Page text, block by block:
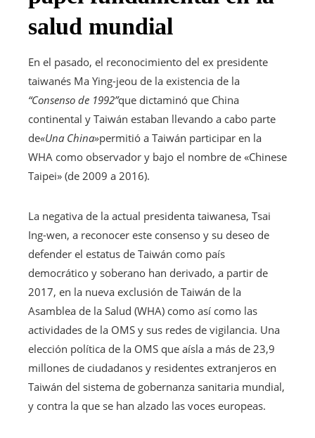
salud mundial
En el pasado, el reconocimiento del ex presidente
taiwanés Ma Ying-jeou de la existencia de la
“Consenso de 1992”que dictaminó que China
continental y Taiwán estaban llevando a cabo parte
de«Una China»permitió a Taiwán participar en la
WHA como observador y bajo el nombre de «Chinese
Taipei» (de 2009 a 2016).
La negativa de la actual presidenta taiwanesa, Tsai
Ing-wen, a reconocer este consenso y su deseo de
defender el estatus de Taiwán como país
democrático y soberano han derivado, a partir de
2017, en la nueva exclusión de Taiwán de la
Asamblea de la Salud (WHA) como así como las
actividades de la OMS y sus redes de vigilancia. Una
elección política de la OMS que aísla a más de 23,9
millones de ciudadanos y residentes extranjeros en
Taiwán del sistema de gobernanza sanitaria mundial,
y contra la que se han alzado las voces europeas.